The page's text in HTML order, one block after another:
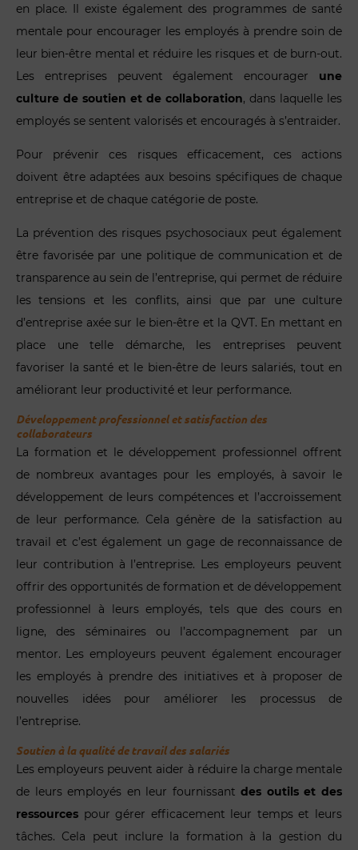
en place. Il existe également des programmes de santé
mentale pour encourager les employés à prendre soin de
leur bien-être mental et réduire les risques et de burn-out.
Les entreprises peuvent également encourager une
culture de soutien et de collaboration, dans laquelle les
employés se sentent valorisés et encouragés à s’entraider.
Pour prévenir ces risques efficacement, ces actions
doivent être adaptées aux besoins spécifiques de chaque
entreprise et de chaque catégorie de poste.
La prévention des risques psychosociaux peut également
être favorisée par une politique de communication et de
transparence au sein de l’entreprise, qui permet de réduire
les tensions et les conflits, ainsi que par une culture
d’entreprise axée sur le bien-être et la QVT. En mettant en
place une telle démarche, les entreprises peuvent
favoriser la santé et le bien-être de leurs salariés, tout en
améliorant leur productivité et leur performance.
Développement professionnel et satisfaction des
collaborateurs
La formation et le développement professionnel offrent
de nombreux avantages pour les employés, à savoir le
développement de leurs compétences et l’accroissement
de leur performance. Cela génère de la satisfaction au
travail et c’est également un gage de reconnaissance de
leur contribution à l’entreprise. Les employeurs peuvent
offrir des opportunités de formation et de développement
professionnel à leurs employés, tels que des cours en
ligne, des séminaires ou l’accompagnement par un
mentor. Les employeurs peuvent également encourager
les employés à prendre des initiatives et à proposer de
nouvelles idées pour améliorer les processus de
l’entreprise.
Soutien à la qualité de travail des salariés
Les employeurs peuvent aider à réduire la charge mentale
de leurs employés en leur fournissant des outils et des
ressources pour gérer efficacement leur temps et leurs
tâches. Cela peut inclure la formation à la gestion du